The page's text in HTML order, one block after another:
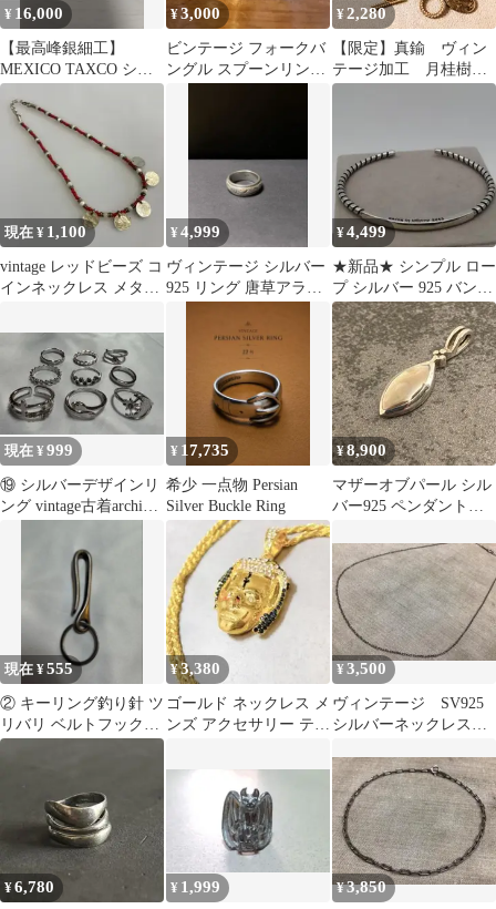
¥ 16,000
【最高峰銀細工】
MEXICO TAXCO シル
バー925
¥3,000
ビンテージ フォークバ
ングル スプーンリング
¥2,280
【限定】真鍮 ヴィン
テージ加工 月桂樹マ
ンテル 喜平 マリ
現在 ¥ 1,100
vintage レッドビーズ コ
インネックレス メタル
ン
¥4,999
ヴィンテージ シルバー
925 リング 唐草アラベ
¥4,499
★新品★ シンプル ロー
プ シルバー 925 バング
ル ブレスレット S925
現在 ¥999
⑲ シルバーデザインリ
ング vintage古着archive
¥ 17,735
希少 一点物 Persian
Silver Buckle Ring
¥8,900
マザーオブパール シル
バー925 ペンダントト
シェル
現在 ¥555
② キーリング釣り針 ツ
リバリ ベルトフック
vintage archive古着
¥3,380
ゴールド ネックレス メ
ンズ アクセサリー テン
料無料
¥3,500
ヴィンテージ SV925
シルバーネックレスチ
¥6,780 ¥ 1,999 ¥3,850